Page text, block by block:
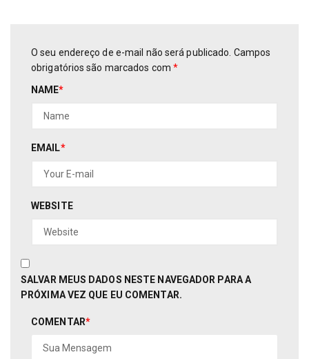
O seu endereço de e-mail não será publicado. Campos
obrigatórios são marcados com*
NAME*
EMAIL*
WEBSITE
SALVAR MEUS DADOS NESTE NAVEGADOR PARA A
PRÓXIMA VEZ QUE EU COMENTAR.
COMENTAR*